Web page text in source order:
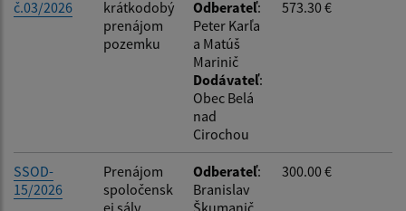
Suma do:
č.03/2026
krátkodobý
prenájom
pozemku
Odberateľ:
Peter Karľa
a Matúš
Marinič
Dodávateľ:
Obec Belá
nad
Cirochou
573.30 €
SSOD-
15/2026
Prenájom
spoločensk
Odberateľ:
Branislav
300.00 €